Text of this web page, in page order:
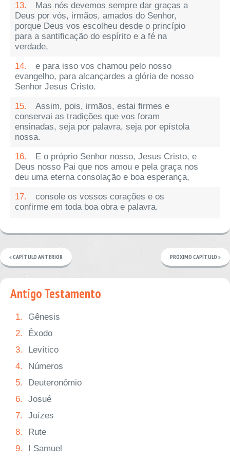
13.
Mas nós devemos sempre dar graças a
Deus por vós, irmãos, amados do Senhor,
porque Deus vos escolheu desde o princípio
para a santificação do espírito e a fé na
verdade,
14.
e para isso vos chamou pelo nosso
evangelho, para alcançardes a glória de nosso
Senhor Jesus Cristo.
15.
Assim, pois, irmãos, estai firmes e
conservai as tradições que vos foram
ensinadas, seja por palavra, seja por epístola
nossa.
16.
E o próprio Senhor nosso, Jesus Cristo, e
Deus nosso Pai que nos amou e pela graça nos
deu uma eterna consolação e boa esperança,
17.
console os vossos corações e os
confirme em toda boa obra e palavra.
« CAPÍTULO ANTERIOR PRÓXIMO CAPÍTULO »
Antigo Testamento
1.
Gênesis
2.
Êxodo
3.
Levítico
4.
Números
5.
Deuteronômio
6.
Josué
7.
Juízes
8.
Rute
9.
I Samuel